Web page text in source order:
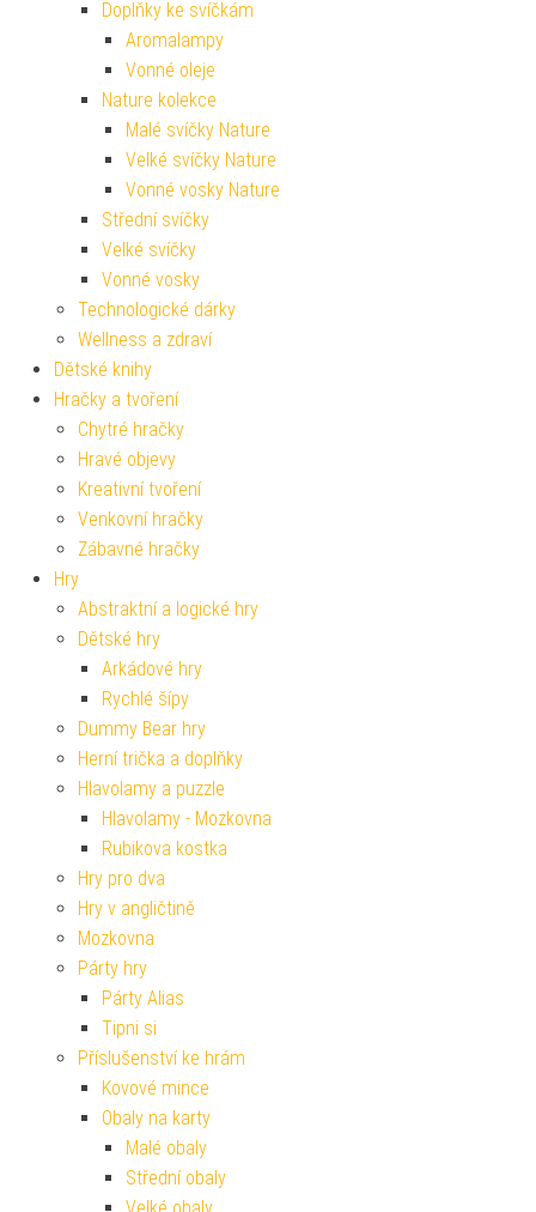
Doplňky ke svíčkám
Aromalampy
Vonné oleje
Nature kolekce
Malé svíčky Nature
Velké svíčky Nature
Vonné vosky Nature
Střední svíčky
Velké svíčky
Vonné vosky
Technologické dárky
Wellness a zdraví
Dětské knihy
Hračky a tvoření
Chytré hračky
Hravé objevy
Kreativní tvoření
Venkovní hračky
Zábavné hračky
Hry
Abstraktní a logické hry
Dětské hry
Arkádové hry
Rychlé šípy
Dummy Bear hry
Herní trička a doplňky
Hlavolamy a puzzle
Hlavolamy - Mozkovna
Rubikova kostka
Hry pro dva
Hry v angličtině
Mozkovna
Párty hry
Párty Alias
Tipni si
Příslušenství ke hrám
Kovové mince
Obaly na karty
Malé obaly
Střední obaly